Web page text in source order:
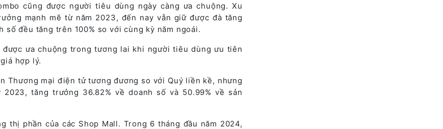
cũng được người tiêu dùng ngày càng ưa chuộng. Xu
mạnh mẽ từ năm 2023, đến nay vẫn giữ được đà tăng
số đều tăng trên 100% so với cùng kỳ năm ngoái.
ưa chuộng trong tương lai khi người tiêu dùng ưu tiên
hợp lý.
Thương mại điện tử tương đương so với Quý liền kề, nhưng
tăng trưởng 36.82% về doanh số và 50.99% về sản
thị phần của các Shop Mall. Trong 6 tháng đầu năm 2024,